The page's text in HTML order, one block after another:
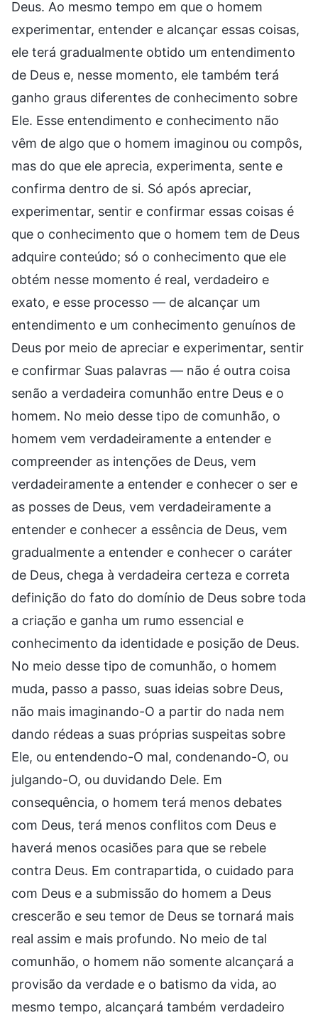
Deus. Ao mesmo tempo em que o homem
experimentar, entender e alcançar essas coisas,
ele terá gradualmente obtido um entendimento
de Deus e, nesse momento, ele também terá
ganho graus diferentes de conhecimento sobre
Ele. Esse entendimento e conhecimento não
vêm de algo que o homem imaginou ou compôs,
mas do que ele aprecia, experimenta, sente e
confirma dentro de si. Só após apreciar,
experimentar, sentir e confirmar essas coisas é
que o conhecimento que o homem tem de Deus
adquire conteúdo; só o conhecimento que ele
obtém nesse momento é real, verdadeiro e
exato, e esse processo — de alcançar um
entendimento e um conhecimento genuínos de
Deus por meio de apreciar e experimentar, sentir
e confirmar Suas palavras — não é outra coisa
senão a verdadeira comunhão entre Deus e o
homem. No meio desse tipo de comunhão, o
homem vem verdadeiramente a entender e
compreender as intenções de Deus, vem
verdadeiramente a entender e conhecer o ser e
as posses de Deus, vem verdadeiramente a
entender e conhecer a essência de Deus, vem
gradualmente a entender e conhecer o caráter
de Deus, chega à verdadeira certeza e correta
definição do fato do domínio de Deus sobre toda
a criação e ganha um rumo essencial e
conhecimento da identidade e posição de Deus.
No meio desse tipo de comunhão, o homem
muda, passo a passo, suas ideias sobre Deus,
não mais imaginando-O a partir do nada nem
dando rédeas a suas próprias suspeitas sobre
Ele, ou entendendo-O mal, condenando-O, ou
julgando-O, ou duvidando Dele. Em
consequência, o homem terá menos debates
com Deus, terá menos conflitos com Deus e
haverá menos ocasiões para que se rebele
contra Deus. Em contrapartida, o cuidado para
com Deus e a submissão do homem a Deus
crescerão e seu temor de Deus se tornará mais
real assim e mais profundo. No meio de tal
comunhão, o homem não somente alcançará a
provisão da verdade e o batismo da vida, ao
mesmo tempo, alcançará também verdadeiro